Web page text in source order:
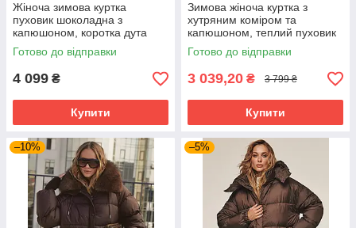
Жіноча зимова куртка
пуховик шоколадна з
капюшоном, коротка дута
куртка біопух до -20°C 44-50
розмір шоколадна
Готово до відправки
4 099 ₴
Купити
Зимова жіноча куртка з
хутряним коміром та
капюшоном, теплий пуховик
оверсайз на біопуху (до
-20°C) 46-48 розмір чорна
Готово до відправки
3 039,20 ₴ 3 799 ₴
Купити
–10% –5%